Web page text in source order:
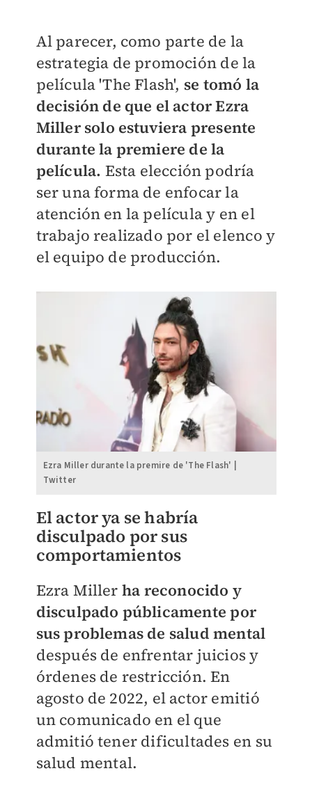
Al parecer, como parte de la
estrategia de promoción de la
película 'The Flash', se tomó la
decisión de que el actor Ezra
Miller solo estuviera presente
durante la premiere de la
película. Esta elección podría
ser una forma de enfocar la
atención en la película y en el
trabajo realizado por el elenco y
el equipo de producción.
Ezra Miller durante la premire de 'The Flash' |
Twitter
El actor ya se habría
disculpado por sus
comportamientos
Ezra Miller ha reconocido y
disculpado públicamente por
sus problemas de salud mental
después de enfrentar juicios y
órdenes de restricción. En
agosto de 2022, el actor emitió
un comunicado en el que
admitió tener dificultades en su
salud mental.